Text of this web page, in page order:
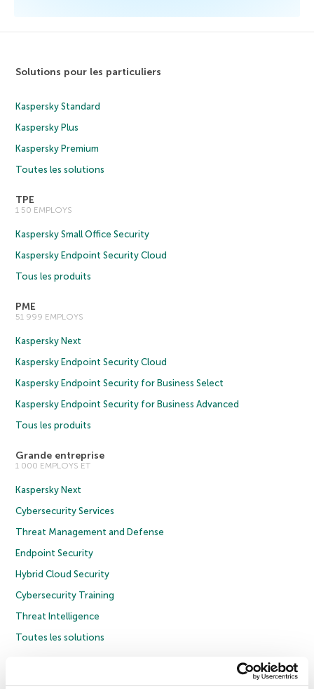
Solutions pour les particuliers
Kaspersky Standard
Kaspersky Plus
Kaspersky Premium
Toutes les solutions
TPE
1 50 EMPLOYS
Kaspersky Small Office Security
Kaspersky Endpoint Security Cloud
Tous les produits
PME
51 999 EMPLOYS
Kaspersky Next
Kaspersky Endpoint Security Cloud
Kaspersky Endpoint Security for Business Select
Kaspersky Endpoint Security for Business Advanced
Tous les produits
Grande entreprise
1 000 EMPLOYS ET
Kaspersky Next
Cybersecurity Services
Threat Management and Defense
Endpoint Security
Hybrid Cloud Security
Cybersecurity Training
Threat Intelligence
Toutes les solutions
Politique de confidentialité